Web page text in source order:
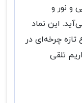
و نور و
این نماد
چرخه‌ای در
تلقی